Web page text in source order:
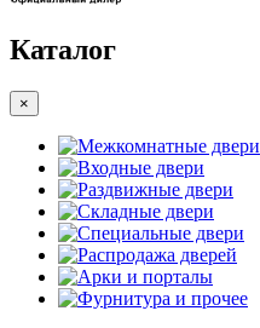
Каталог
×
Межкомнатные двери
Входные двери
Раздвижные двери
Складные двери
Специальные двери
Распродажа дверей
Арки и порталы
Фурнитура и прочее